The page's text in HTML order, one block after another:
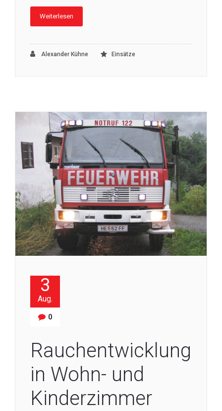
Weiterlesen
Alexander Kühne Einsätze
3
Aug.
0
Rauchentwicklung
in Wohn- und
Kinderzimmer